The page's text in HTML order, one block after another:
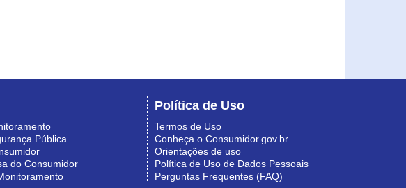
Pública
do Consumidor
Política de Uso
Termos de Uso
Conheça o Consumidor.gov.br
Orientações de uso
Política de Uso de Dados Pessoais
Perguntas Frequentes (FAQ)